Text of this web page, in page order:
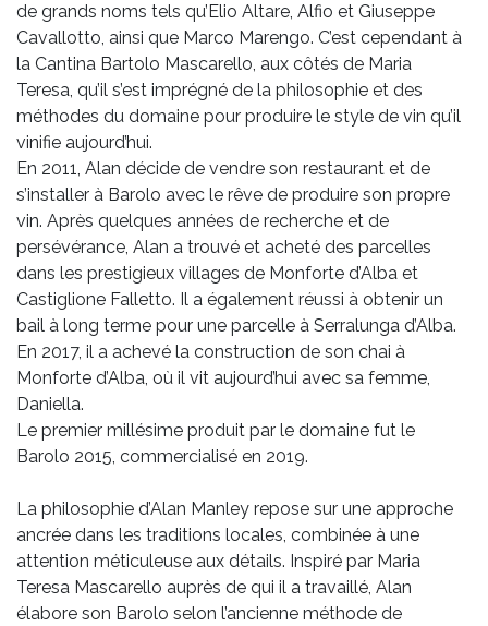
de grands noms tels qu’Elio Altare, Alfio et Giuseppe
Cavallotto, ainsi que Marco Marengo. C’est cependant à
la Cantina Bartolo Mascarello, aux côtés de Maria
Teresa, qu’il s’est imprégné de la philosophie et des
méthodes du domaine pour produire le style de vin qu’il
vinifie aujourd’hui.
En 2011, Alan décide de vendre son restaurant et de
s’installer à Barolo avec le rêve de produire son propre
vin. Après quelques années de recherche et de
persévérance, Alan a trouvé et acheté des parcelles
dans les prestigieux villages de Monforte d’Alba et
Castiglione Falletto. Il a également réussi à obtenir un
bail à long terme pour une parcelle à Serralunga d’Alba.
En 2017, il a achevé la construction de son chai à
Monforte d’Alba, où il vit aujourd’hui avec sa femme,
Daniella.
Le premier millésime produit par le domaine fut le
Barolo 2015, commercialisé en 2019.
La philosophie d’Alan Manley repose sur une approche
ancrée dans les traditions locales, combinée à une
attention méticuleuse aux détails. Inspiré par Maria
Teresa Mascarello auprès de qui il a travaillé, Alan
élabore son Barolo selon l’ancienne méthode de